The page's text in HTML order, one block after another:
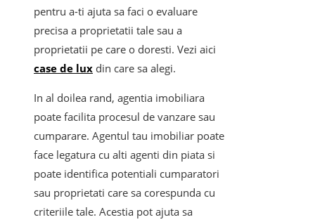
pentru a-ti ajuta sa faci o evaluare
precisa a proprietatii tale sau a
proprietatii pe care o doresti. Vezi aici
case de lux din care sa alegi.
In al doilea rand, agentia imobiliara
poate facilita procesul de vanzare sau
cumparare. Agentul tau imobiliar poate
face legatura cu alti agenti din piata si
poate identifica potentiali cumparatori
sau proprietati care sa corespunda cu
criteriile tale. Acestia pot ajuta sa